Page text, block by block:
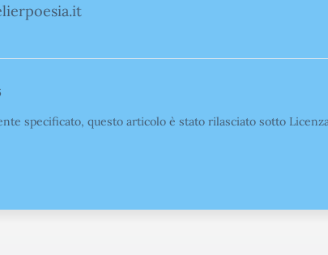
specificato, questo articolo è stato rilasciato sotto